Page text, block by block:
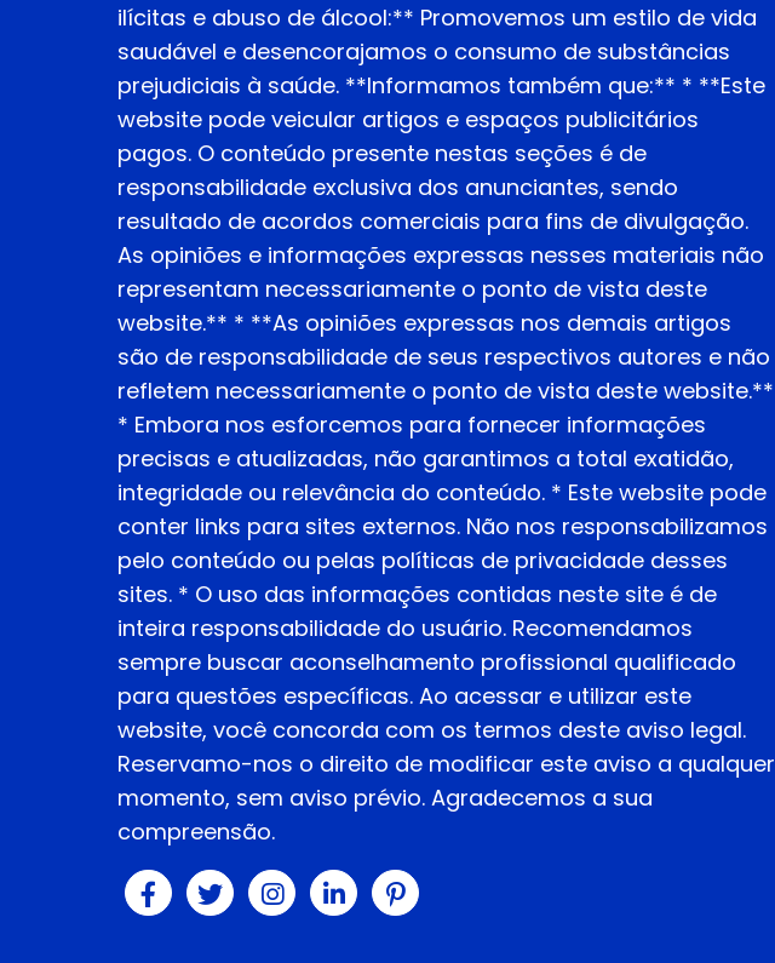
ilícitas e abuso de álcool:** Promovemos um estilo de vida
saudável e desencorajamos o consumo de substâncias
prejudiciais à saúde. **Informamos também que:** * **Este
website pode veicular artigos e espaços publicitários
pagos. O conteúdo presente nestas seções é de
responsabilidade exclusiva dos anunciantes, sendo
resultado de acordos comerciais para fins de divulgação.
As opiniões e informações expressas nesses materiais não
representam necessariamente o ponto de vista deste
website.** * **As opiniões expressas nos demais artigos
são de responsabilidade de seus respectivos autores e não
refletem necessariamente o ponto de vista deste website.**
* Embora nos esforcemos para fornecer informações
precisas e atualizadas, não garantimos a total exatidão,
integridade ou relevância do conteúdo. * Este website pode
conter links para sites externos. Não nos responsabilizamos
pelo conteúdo ou pelas políticas de privacidade desses
sites. * O uso das informações contidas neste site é de
inteira responsabilidade do usuário. Recomendamos
sempre buscar aconselhamento profissional qualificado
para questões específicas. Ao acessar e utilizar este
website, você concorda com os termos deste aviso legal.
Reservamo-nos o direito de modificar este aviso a qualquer
momento, sem aviso prévio. Agradecemos a sua
compreensão.